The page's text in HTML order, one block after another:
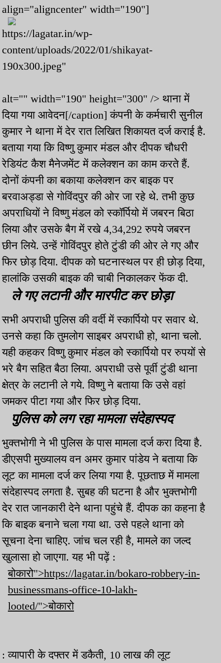
align="aligncenter" width="190"]
https://lagatar.in/wp-
content/uploads/2022/01/shikayat-
190x300.jpeg"
alt="" width="190" height="300" /> थाना में
दिया गया आवेदन[/caption] कंपनी के कर्मचारी सुनील
कुमार ने थाना में देर रात लिखित शिकायत दर्ज कराई है.
बताया गया कि विष्णु कुमार मंडल और दीपक चौधरी
रेडियंट कैश मैनेजमेंट में कलेक्शन का काम करते हैं.
दोनों कंपनी का बकाया कलेक्शन कर बाइक पर
बरवाअड्डा से गोविंदपुर की ओर जा रहे थे. तभी कुछ
अपराधियों ने विष्णु मंडल को स्कॉर्पियो में जबरन बिठा
लिया और उसके बैग में रखे 4,34,292 रुपये जबरन
छीन लिये. उन्हें गोविंदपुर होते टुंडी की ओर ले गए और
फिर छोड़ दिया. दीपक को घटनास्थल पर ही छोड़ दिया,
हालांकि उसकी बाइक की चाबी निकालकर फेंक दी.
ले गए लटानी और मारपीट कर छोड़ा
सभी अपराधी पुलिस की वर्दी में स्कार्पियो पर सवार थे.
उनसे कहा कि तुमलोग साइबर अपराधी हो, थाना चलो.
यही कहकर विष्णु कुमार मंडल को स्कार्पियो पर रुपयों से
भरे बैग सहित बैठा लिया. अपराधी उसे पूर्वी टुंडी थाना
क्षेत्र के लटानी ले गये. विष्णु ने बताया कि उसे वहां
जमकर पीटा गया और फिर छोड़ दिया.
पुलिस को लग रहा मामला संदेहास्पद
भुक्तभोगी ने भी पुलिस के पास मामला दर्ज करा दिया है.
डीएसपी मुख्यालय वन अमर कुमार पांडेय ने बताया कि
लूट का मामला दर्ज कर लिया गया है. पूछताछ में मामला
संदेहास्पद लगता है. सुबह की घटना है और भुक्तभोगी
देर रात जानकारी देने थाना पहुंचे हैं. दीपक का कहना है
कि बाइक बनाने चला गया था. उसे पहले थाना को
सूचना देना चाहिए. जांच चल रही है, मामले का जल्द
खुलासा हो जाएगा. यह भी पढ़ें :
बोकारो">https://lagatar.in/bokaro-robbery-in-
businessmans-office-10-lakh-
looted/">बोकारो
: व्यापारी के दफ्तर में डकैती, 10 लाख की लूट